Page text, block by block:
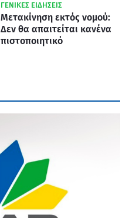
ΓΕΝΙΚΕΣ ΕΙΔΗΣΕΙΣ
Μετακίνηση εκτός νομού:
Δεν θα απαιτείται κανένα
πιστοποιητικό